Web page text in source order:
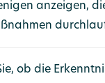
anzeigen,
ob die